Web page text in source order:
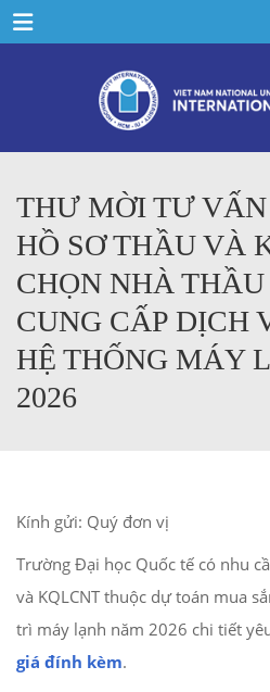
Menu
THƯ MỜI TƯ
HỒ SƠ THẦU VÀ
CHỌN NHÀ
CUNG CẤP DỊCH
HỆ THỐNG MÁY
2026
Kính gửi: Quý đơn vị
Trường Đại học Quốc tế có nhu
và KQLCNT thuộc dự toán mua
trì máy lạnh năm 2026 chi tiết
giá đính kèm.